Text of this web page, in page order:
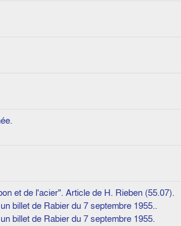
et de l'acier". Article de H. Rieben (55.07).
billet de Rabier du 7 septembre 1955..
billet de Rabier du 7 septembre 1955.